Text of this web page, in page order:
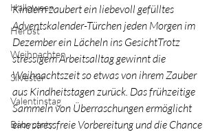
Halloween
Herbst
Weihnachten
Silvester
Valentinstag
Babyparty
Kindern zaubert ein liebevoll gefülltes
Adventskalender-Türchen jeden Morgen im
Dezember ein Lächeln ins GesichtTrotz
stressigem Arbeitsalltag gewinnt die
Weihnachtszeit so etwas von ihrem Zauber
aus Kindheitstagen zurück. Das frühzeitige
Sammeln von Überraschungen ermöglicht
eine stressfreie Vorbereitung und die Chance